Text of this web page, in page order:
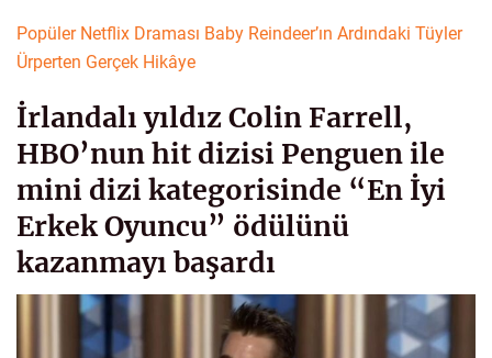
Popüler Netflix Draması Baby Reindeer’ın Ardındaki Tüyler
Ürperten Gerçek Hikâye
İrlandalı yıldız Colin Farrell,
HBO’nun hit dizisi Penguen ile
mini dizi kategorisinde “En İyi
Erkek Oyuncu” ödülünü
kazanmayı başardı